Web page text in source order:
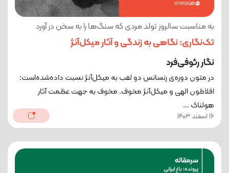
به مناسبت سالروز تولد مردی که سنگ‌ها را به سخن در آورد
تک‌نگاری: نگاهی به زندگی و آثار میکل‌آنژ
نگار رئوفی‌فرد
در متون دوره‌ی رنسانس دو لقب به میکل‌آنژ نسبت ‌داده‌شده‌است:
افلاطون الهی و میکل‌آنژ مخوف. مخوف به جهت عظمت آثار
هولناک ...
16 اسفند 1403